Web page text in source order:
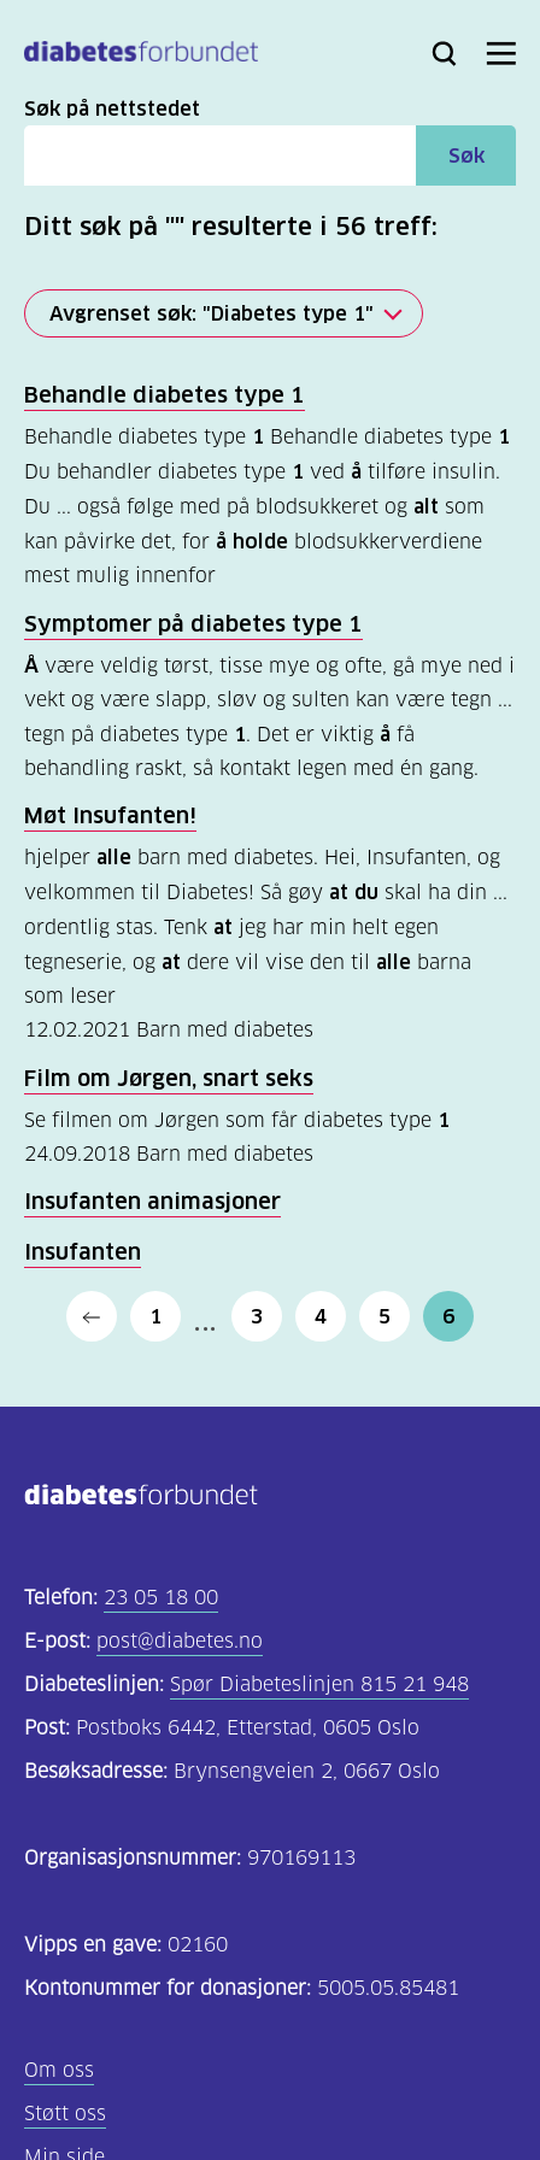
hovedinnhold
Bli
Logg
Søk Meny
Søk
Søk på nettstedet
Søk
Ditt søk på "" resulterte i 56 treff:
Avgrenset søk: "Diabetes type 1"
(2817)
Mer
(863)
Kosthold
og
oppskrifter
(725)
Tilbud
til
(591)
oss
(316)
For
helsepersonell
(169)
Felles
innhold
(68)
Diabetes
type
2
diabetes?
(9)
medlem
Behandle diabetes type 1
Behandle diabetes type 1 Behandle diabetes type 1
Du behandler diabetes type 1 ved å tilføre insulin.
Du ... også følge med på blodsukkeret og alt som
kan påvirke det, for å holde blodsukkerverdiene
mest mulig innenfor
Symptomer på diabetes type 1
Å være veldig tørst, tisse mye og ofte, gå mye ned i
vekt og være slapp, sløv og sulten kan være tegn ...
tegn på diabetes type 1 . Det er viktig å få
behandling raskt, så kontakt legen med én gang.
Møt Insufanten!
hjelper alle barn med diabetes. Hei, Insufanten, og
velkommen til Diabetes! Så gøy at du skal ha din ...
ordentlig stas. Tenk at jeg har min helt egen
tegneserie, og at dere vil vise den til alle barna
som leser
12.02.2021 Barn med diabetes
Film om Jørgen, snart seks
Se filmen om Jørgen som får diabetes type 1
24.09.2018 Barn med diabetes
Insufanten animasjoner
Insufanten
1 3 4 5 6
Telefon: 23 05 18 00
E-post: post@diabetes.no
Diabeteslinjen: Spør Diabeteslinjen 815 21 948
Post: Postboks 6442, Etterstad, 0605 Oslo
Besøksadresse: Brynsengveien 2, 0667 Oslo
Organisasjonsnummer: 970169113
Vipps en gave: 02160
Kontonummer for donasjoner: 5005.05.85481
Om oss
Støtt oss